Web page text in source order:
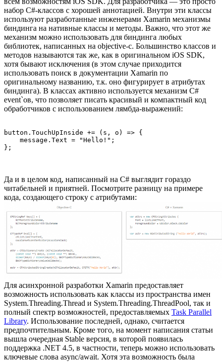
набор C#-классов с хорошей аннотацией. Внутри эти классы
используют разработанные инженерами Xamarin механизмы
биндинга на нативные классы и методы. Важно, что этот же
механизм можно использовать для биндинга любых
библиотек, написанных на objective-c. Большинство классов и
методов называются так же, как в оригинальном iOS SDK,
хотя бывают исключения (в этом случае приходится
использовать поиск в документации Xamarin по
оригинальному названию, т.к. оно фигурирует в атрибутах
биндинга). В классах активно используется механизм C#
event`ов, что позволяет писать красивый и компактный код
обработчиков с использованием лямбда-выражений:
button.TouchUpInside += (s, o) => {
    message.Text = "Hello!";
Да и в целом код, написанный на C# выглядит гораздо
читабельней и приятней. Посмотрите разницу на примере
кода, создающего строку с атрибутами:
Для асинхронной разработки Xamarin предоставляет
возможность использовать как классы из пространства имен
System.Threading.Thread и System.Threading.ThreadPool, так и
полный спектр возможностей, предоставляемых Task Parallel
Library. Использование последней, однако, считается
предпочтительным. Кроме того, на момент написания статьи
вышла очередная Stable версия, в которой появилась
поддержка .NET 4.5, в частности, теперь можно использовать
ключевые слова async/await. Хотя эта возможность была